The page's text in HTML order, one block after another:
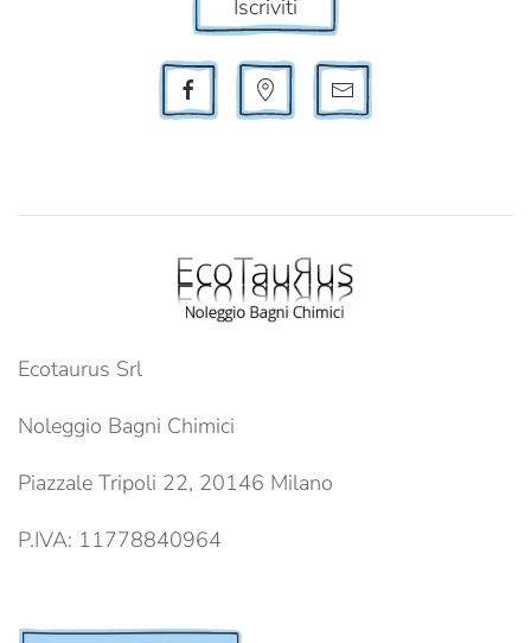
Iscriviti
Ecotaurus Srl
Noleggio Bagni Chimici
Piazzale Tripoli 22, 20146 Milano
P.IVA: 11778840964